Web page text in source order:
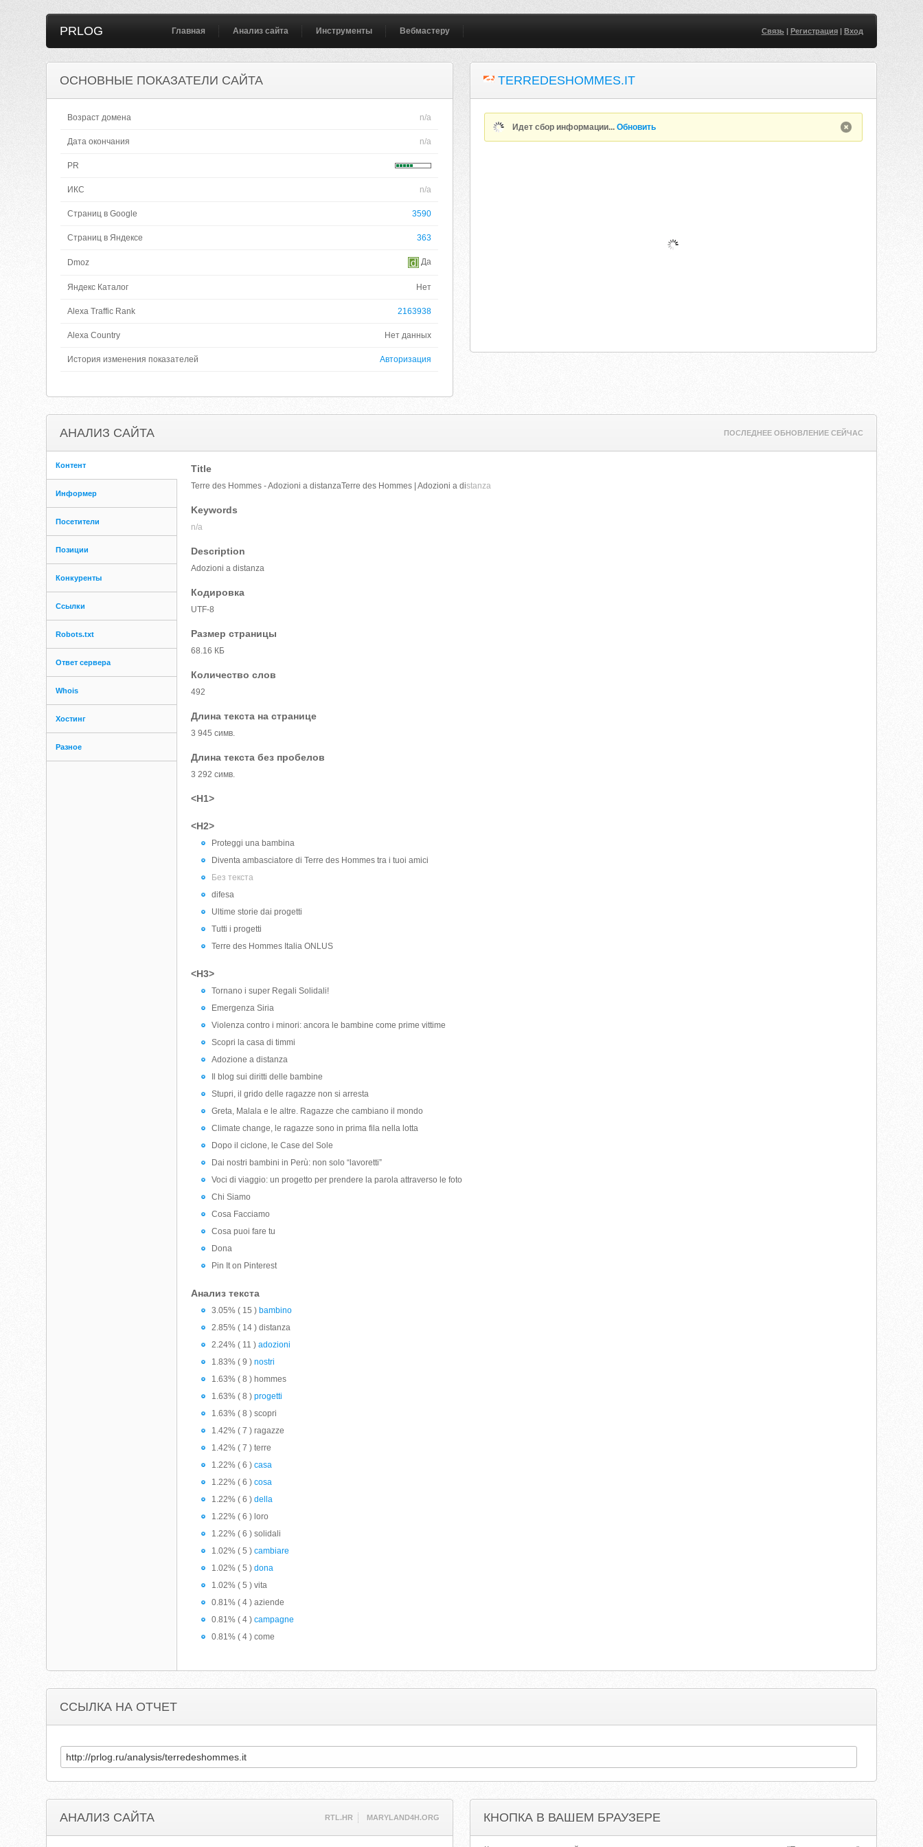
PRLOG Главная Анализ сайта Инструменты Вебмастеру Связь| Регистрация| Вход
ОСНОВНЫЕ ПОКАЗАТЕЛИ САЙТА
Возраст домена n/a
Дата окончания n/a
PR
ИКС n/a
Страниц в Google 3590
Страниц в Яндексе 363
Dmoz Да
Яндекс Каталог Нет
Alexa Traffic Rank 2163938
Alexa Country Нет данных
История изменения показателей Авторизация
TERREDESHOMMES.IT
Идет сбор информации...Обновить
АНАЛИЗ САЙТА ПОСЛЕДНЕЕ ОБНОВЛЕНИЕ СЕЙЧАС
Контент
Информер
Посетители
Позиции
Конкуренты
Ссылки
Robots.txt
Ответ сервера
Whois
Хостинг
Разное
Title
Terre des Hommes - Adozioni a distanzaTerre des Hommes | Adozioni a distanza
Keywords
n/a
Description
Adozioni a distanza
Кодировка
UTF-8
Размер страницы
68.16 КБ
Количество слов
492
Длина текста на странице
3 945 симв.
Длина текста без пробелов
3 292 симв.
<H1>
<H2>
Proteggi una bambina
Diventa ambasciatore di Terre des Hommes tra i tuoi amici
Без текста
difesa
Ultime storie dai progetti
Tutti i progetti
Terre des Hommes Italia ONLUS
<H3>
Tornano i super Regali Solidali!
Emergenza Siria
Violenza contro i minori: ancora le bambine come prime vittime
Scopri la casa di timmi
Adozione a distanza
Il blog sui diritti delle bambine
Stupri, il grido delle ragazze non si arresta
Greta, Malala e le altre. Ragazze che cambiano il mondo
Climate change, le ragazze sono in prima fila nella lotta
Dopo il ciclone, le Case del Sole
Dai nostri bambini in Perù: non solo “lavoretti”
Voci di viaggio: un progetto per prendere la parola attraverso le foto
Chi Siamo
Cosa Facciamo
Cosa puoi fare tu
Dona
Pin It on Pinterest
Анализ текста
3.05% ( 15 ) bambino
2.85% ( 14 ) distanza
2.24% ( 11 )adozioni
1.83% ( 9 )nostri
1.63% ( 8 ) hommes
1.63% ( 8 )progetti
1.63% ( 8 ) scopri
1.42% ( 7 ) ragazze
1.42% ( 7 ) terre
1.22% ( 6 )casa
1.22% ( 6 )cosa
1.22% ( 6 )della
1.22% ( 6 ) loro
1.22% ( 6 ) solidali
1.02% ( 5 )cambiare
1.02% ( 5 )dona
1.02% ( 5 ) vita
0.81% ( 4 ) aziende
0.81% ( 4 )campagne
0.81% ( 4 ) come
ССЫЛКА НА ОТЧЕТ
АНАЛИЗ САЙТА RTL.HR MARYLAND4H.ORG КНОПКА В ВАШЕМ БРАУЗЕРЕ